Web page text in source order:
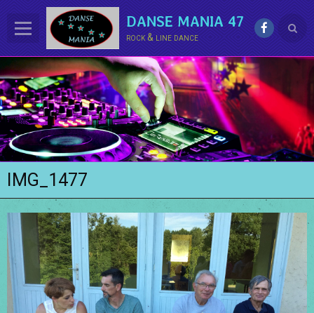
DANSE MANIA 47
rock & line dance
ACCUEIL
LE CLUB
La LINE DANCE
Le ROCK
Groupe Démo - Animations
PHOTOS
BONUS
Contact
Annuaire
IMG_1477